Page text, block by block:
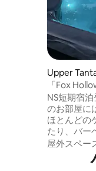
Upper
ン・アパー
「Fox
静かで清潔
NS短期宿泊
のお部屋に
ほとんどの
たり、バー
したりする
ています
置されて
屋外スペー